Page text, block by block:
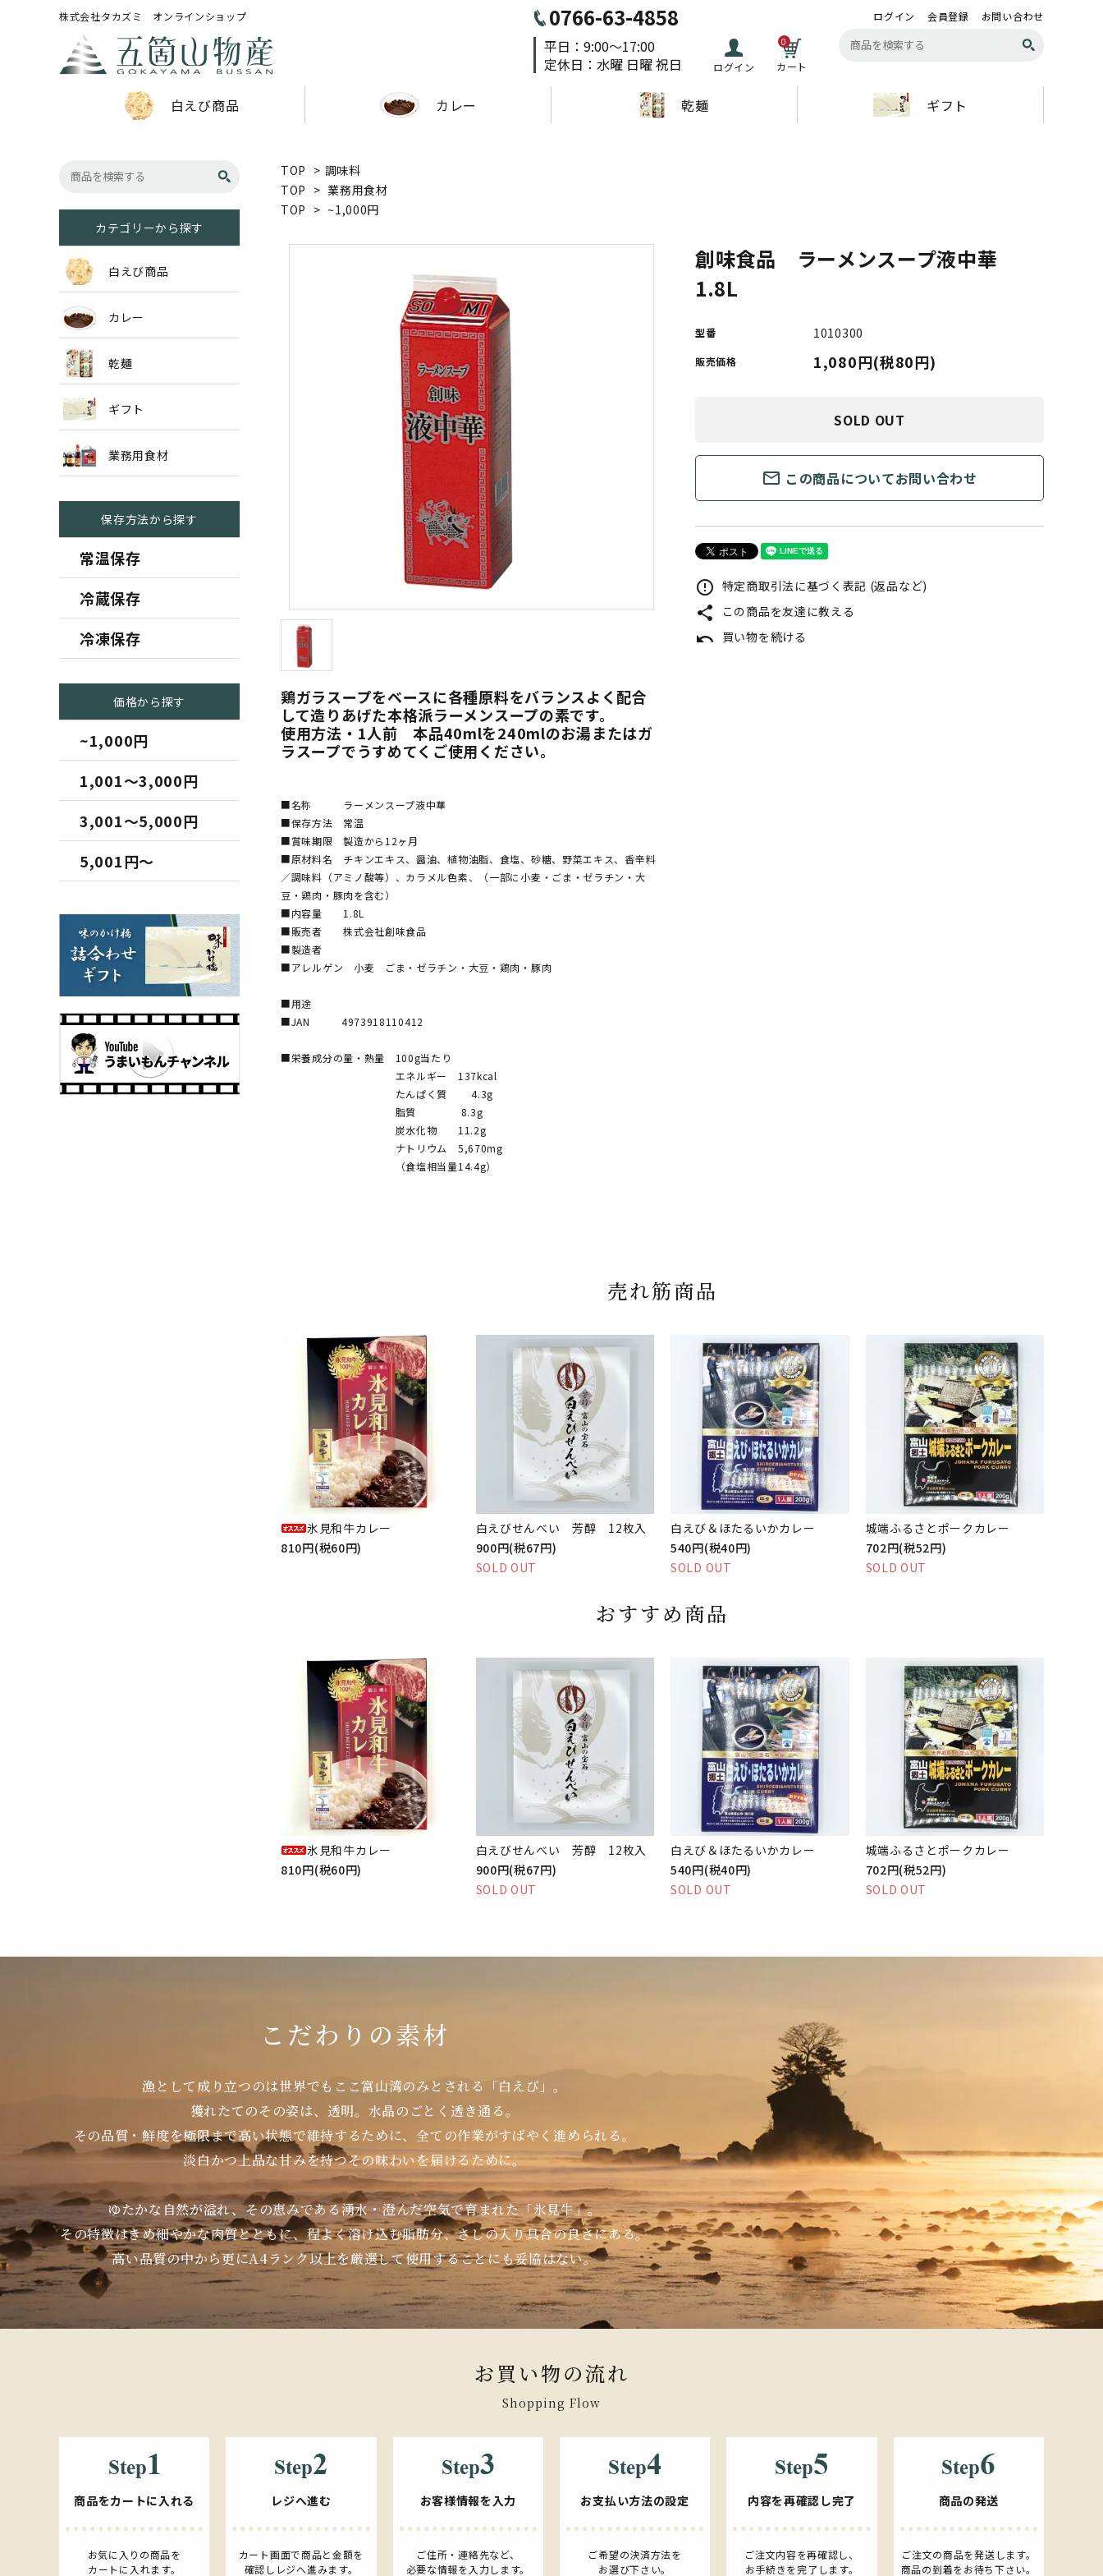
株式会社タカズミ オンラインショップ ログイン 会員登録 お問い合わせ
0766-63-4858
平日：9:00～17:00
定休日：水曜 日曜 祝日
ログイン
0
カート
白えび商品 カレー 乾麺 ギフト
TOP > 調味料
TOP > 業務用食材
TOP > ~1,000円
鶏ガラスープをベースに各種原料をバランスよく配合
して造りあげた本格派ラーメンスープの素です。
使用方法・1人前 本品40mlを240mlのお湯またはガ
ラスープでうすめてくご使用ください。
■名称 ラーメンスープ液中華
■保存方法 常温
■賞味期限 製造から12ヶ月
■原材料名 チキンエキス、醤油、植物油脂、食塩、砂糖、野菜エキス、香辛料
／調味料（アミノ酸等）、カラメル色素、（一部に小麦・ごま・ゼラチン・大
豆・鶏肉・豚肉を含む）
■内容量 1.8L
■販売者 株式会社創味食品
■製造者
■アレルゲン 小麦 ごま・ゼラチン・大豆・鶏肉・豚肉
■用途
■JAN 4973918110412
■栄養成分の量・熱量 100g当たり
エネルギー 137kcal
たんぱく質 4.3g
脂質 8.3g
炭水化物 11.2g
ナトリウム 5,670mg
（食塩相当量14.4g）
創味食品 ラーメンスープ液中華
1.8L
型番 1010300
販売価格 1,080円(税80円)
SOLD OUT
mail_outline この商品についてお問い合わせ
error_outline 特定商取引法に基づく表記 (返品など)
share この商品を友達に教える
undo 買い物を続ける
売れ筋商品
氷見和牛カレー
810円(税60円)
白えびせんべい 芳醇 12枚入
900円(税67円)
SOLD OUT
白えび＆ほたるいかカレー
540円(税40円)
SOLD OUT
城端ふるさとポークカレー
702円(税52円)
SOLD OUT
おすすめ商品
氷見和牛カレー
810円(税60円)
白えびせんべい 芳醇 12枚入
900円(税67円)
SOLD OUT
白えび＆ほたるいかカレー
540円(税40円)
SOLD OUT
城端ふるさとポークカレー
702円(税52円)
SOLD OUT
カテゴリーから探す
白えび商品
カレー
乾麺
ギフト
業務用食材
保存方法から探す
常温保存
冷蔵保存
冷凍保存
価格から探す
~1,000円
1,001～3,000円
3,001～5,000円
5,001円～
こだわりの素材
漁として成り立つのは世界でもここ富山湾のみとされる「白えび」。
獲れたてのその姿は、透明。水晶のごとく透き通る。
その品質・鮮度を極限まで高い状態で維持するために、全ての作業がすばやく進められる。
淡白かつ上品な甘みを持つその味わいを届けるために。
ゆたかな自然が溢れ、その恵みである湧水・澄んだ空気で育まれた「氷見牛」。
その特徴はきめ細やかな肉質とともに、程よく溶け込む脂肪分、さしの入り具合の良さにある。
高い品質の中から更にA4ランク以上を厳選して使用することにも妥協はない。
お買い物の流れ
Shopping Flow
商品をカートに入れる
お気に入りの商品を
カートに入れます。
レジへ進む
カート画面で商品と金額を
確認しレジへ進みます。
お客様情報を入力
ご住所・連絡先など、
必要な情報を入力します。
お支払い方法の設定
ご希望の決済方法を
お選び下さい。
内容を再確認し完了
ご注文内容を再確認し、
お手続きを完了します。
商品の発送
ご注文の商品を発送します。
商品の到着をお待ち下さい。